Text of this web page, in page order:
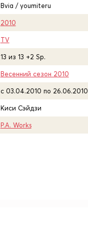
Bvia / youmiteru
2010
TV
13 из 13 +2 Sp.
Весенний сезон 2010
c 03.04.2010 по 26.06.2010
Киси Сэйдзи
P.A. Works